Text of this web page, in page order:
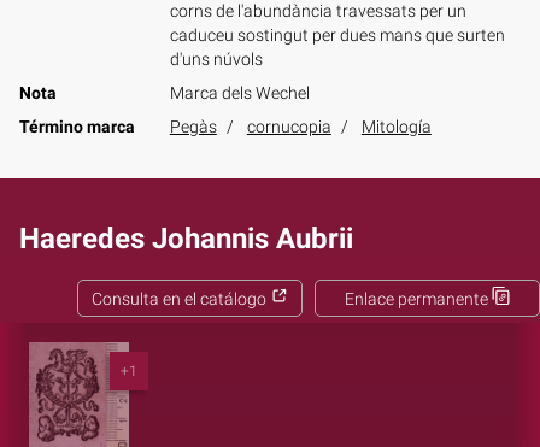
corns de l'abundància travessats per un
caduceu sostingut per dues mans que surten
d'uns núvols
Nota
Marca dels Wechel
Término marca
Pegàs cornucopia Mitología
Haeredes Johannis Aubrii
Enlace permanente
Consulta en el catálogo
+1